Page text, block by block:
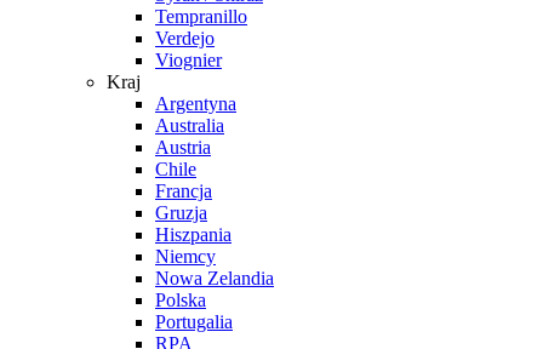
Tempranillo
Verdejo
Viognier
Kraj
Argentyna
Australia
Austria
Chile
Francja
Gruzja
Hiszpania
Niemcy
Nowa Zelandia
Polska
Portugalia
RPA